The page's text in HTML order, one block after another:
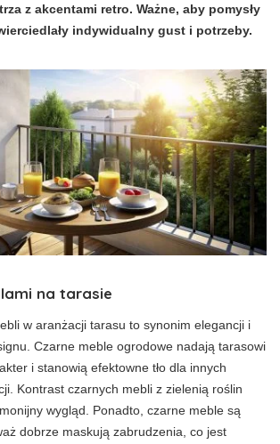
z akcentami retro. Ważne, aby pomysły
indywidualny gust i potrzeby.
na tarasie
w aranżacji tarasu to synonim elegancji i
Czarne meble ogrodowe nadają tarasowi
i stanowią efektowne tło dla innych
Kontrast czarnych mebli z zielenią roślin
wygląd. Ponadto, czarne meble są
dobrze maskują zabrudzenia, co jest